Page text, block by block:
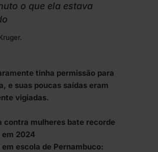
o que ela estava
tinha permissão para
e suas poucas saídas eram
vigiadas.
contra mulheres bate recorde
2024
em escola de Pernambuco: